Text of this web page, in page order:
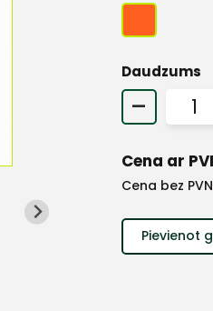
Daudzums
-
Cena ar
Cena bez
Pievienot